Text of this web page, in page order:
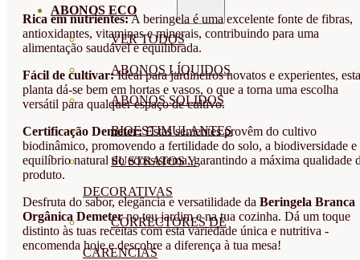
ABONOS ECO
VER TODOS
ABONOS LÍQUIDOS
ABONOS SOLIDOS
BIOESTIMULANTES
SUSTRATOS Y
DECORATIVAS
CORRECTORES DE
CARENCIAS
Rica em nutrientes:A beringela é uma excelente fonte de fibras,
antioxidantes, vitaminas e minerais, contribuindo para uma
alimentação saudável e equilibrada.
Fácil de cultivar:Ideal para jardineiros novatos e experientes, esta
planta dá-se bem em hortas e vasos, o que a torna uma escolha
versátil para qualquer espaço de cultivo.
Certificação Demeter:Estas sementes provêm do cultivo
biodinâmico, promovendo a fertilidade do solo, a biodiversidade e
equilíbrio natural do ecossistema, garantindo a máxima qualidade
produto.
Desfruta do sabor, elegância e versatilidade da Beringela Branca
Orgânica Demeterno teu jardim e na tua cozinha. Dá um toque
distinto às tuas receitas com esta variedade única e nutritiva -
encomenda hoje e descobre a diferença à tua mesa!